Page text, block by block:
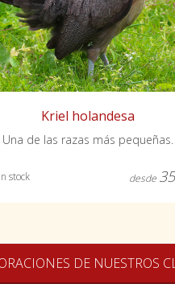
Kriel holandesa
Una de las razas más pequeñas.
stock desde
DE NUESTROS